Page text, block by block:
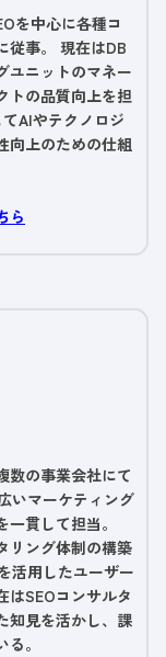
を中心に各種コ
従事。 現在はDB
ユニットのマネー
トの品質向上を担
AIやテクノロジ
向上のための仕組
ら
数の事業会社にて
いマーケティング
貫して担当。
リング体制の構築
活用したユーザー
はSEOコンサルタ
知見を活かし、課
。